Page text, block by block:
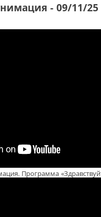
- 09/11/25
Программа